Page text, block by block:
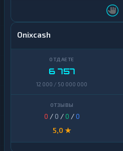
Onixcash
6 757
12 000 / 50 000 000
0 / 0 /0 /0
5,0 ★